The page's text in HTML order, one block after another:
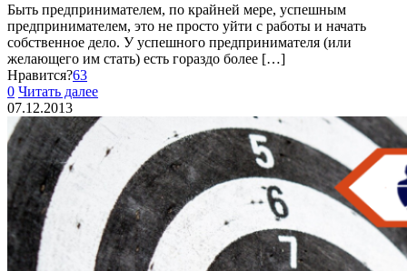
Быть предпринимателем, по крайней мере, успешным
предпринимателем, это не просто уйти с работы и начать
собственное дело. У успешного предпринимателя (или
желающего им стать) есть гораздо более […]
Нравится?63
0 Читать далее
07.12.2013